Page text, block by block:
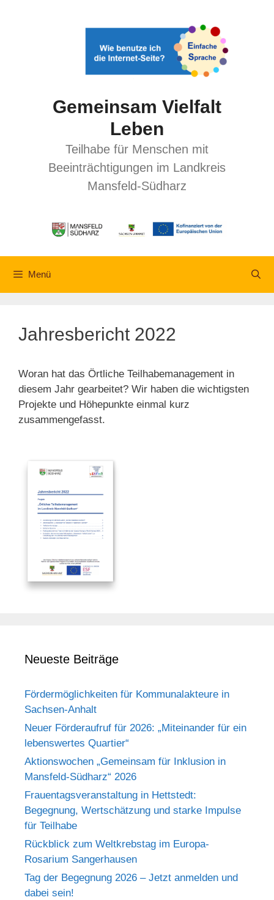
Gemeinsam Vielfalt
Leben
Teilhabe für Menschen mit
Beeinträchtigungen im Landkreis
Mansfeld-Südharz
Menü
Jahresbericht 2022
Woran hat das Örtliche Teilhabemanagement in
diesem Jahr gearbeitet? Wir haben die wichtigsten
Projekte und Höhepunkte einmal kurz
zusammengefasst.
Neueste Beiträge
Fördermöglichkeiten für Kommunalakteure in
Sachsen-Anhalt
Neuer Förderaufruf für 2026: „Miteinander für ein
lebenswertes Quartier“
Aktionswochen „Gemeinsam für Inklusion in
Mansfeld-Südharz“ 2026
Frauentagsveranstaltung in Hettstedt:
Begegnung, Wertschätzung und starke Impulse
für Teilhabe
Rückblick zum Weltkrebstag im Europa-
Rosarium Sangerhausen
Tag der Begegnung 2026 – Jetzt anmelden und
dabei sein!